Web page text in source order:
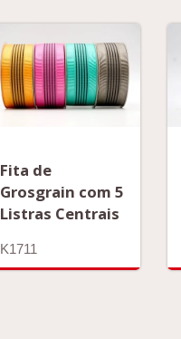
Fita de
Grosgrain com 5
Listras Centrais
K1711